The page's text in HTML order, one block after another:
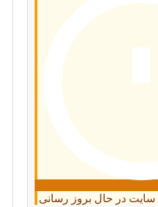
سایت در حال بروز رسانی